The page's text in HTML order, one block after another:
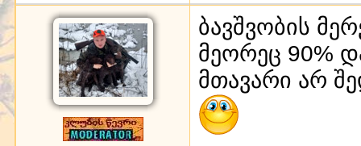
ბავშვობის
მეორეც 90%
მთავარი არ